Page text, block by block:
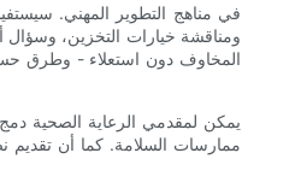
ومناقشة خيارات التخزين،
المخاوف دون استعلاء - وطرق
يمكن لمقدمي الرعاية الصحية
ممارسات السلامة. كما أن تقديم